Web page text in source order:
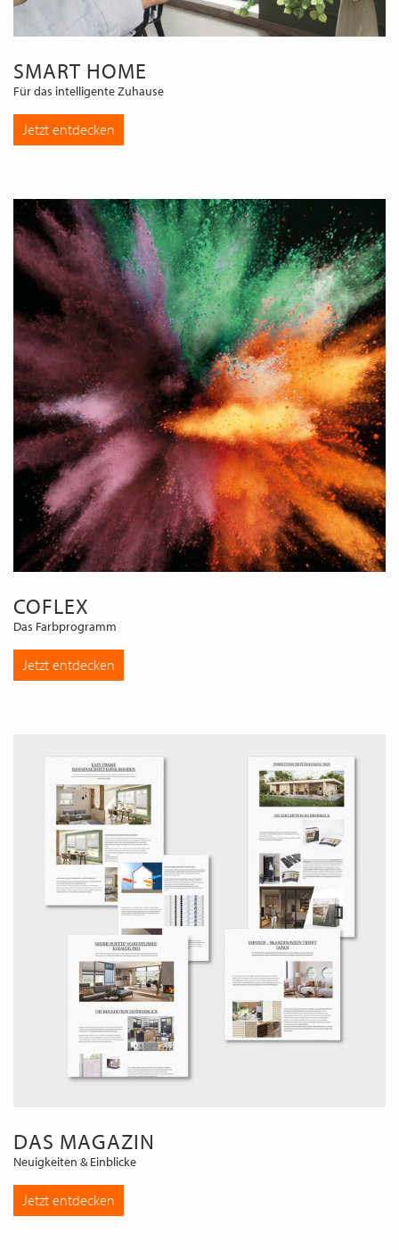
SMART HOME
Für das intelligente Zuhause
Jetzt entdecken
COFLEX
Das Farbprogramm
Jetzt entdecken
DAS MAGAZIN
Neuigkeiten & Einblicke
Jetzt entdecken